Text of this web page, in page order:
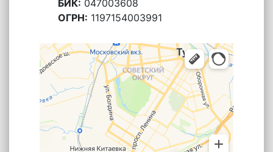
БИК: 047003608
ОГРН: 1197154003991